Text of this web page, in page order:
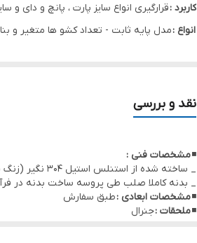
کاربرد :قرارگیری انواع سایز پارت ، پانچ و دای
انواع :مدل پایه ثابت - تعداد کشو ها متغیر و
نقد و بررسی
◾مشخصات فنی :
_ ساخته شده از استنلس استیل 304 نگیر (زنگ ناپذیر و قابل استریل)
_ بدنه کاملا صلب طی پروسه ساخت بدنه در
◾مشخصات ابعادی :طبق سفارش
◾ملحقات :جنرال